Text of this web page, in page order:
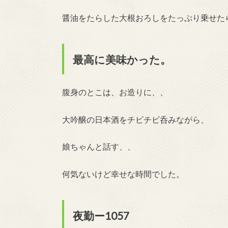
醤油をたらした大根おろしをたっぷり乗せた
最高に美味かった。
腹身のとこは、お造りに、、
大吟醸の日本酒をチビチビ呑みながら、
娘ちゃんと話す、、
何気ないけど幸せな時間でした。
夜勤ー1057